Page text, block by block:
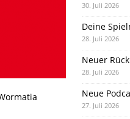
30. Juli 2026
Deine
28. Juli 2026
Neuer
28. Juli 2026
Neue
27. Juli 2026